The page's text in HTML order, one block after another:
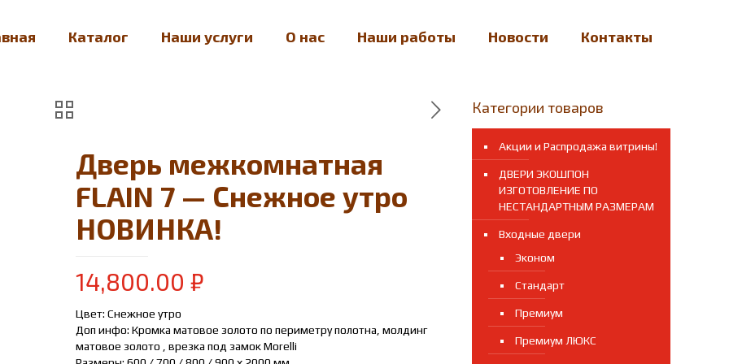
Каталог Наши услуги О нас Наши работы Новости Контакты
Дверь межкомнатная
FLAIN 7 — Снежное утро
НОВИНКА!
14,800.00₽
Цвет: Снежное утро
Доп инфо: Кромка матовое золото по периметру полотна, молдинг
матовое золото , врезка под замок Morelli
Категории товаров
Акции и Распродажа витрины!
ДВЕРИ ЭКОШПОН
ИЗГОТОВЛЕНИЕ ПО
НЕСТАНДАРТНЫМ РАЗМЕРАМ
Входные двери
Эконом
Стандарт
Премиум
Премиум ЛЮКС